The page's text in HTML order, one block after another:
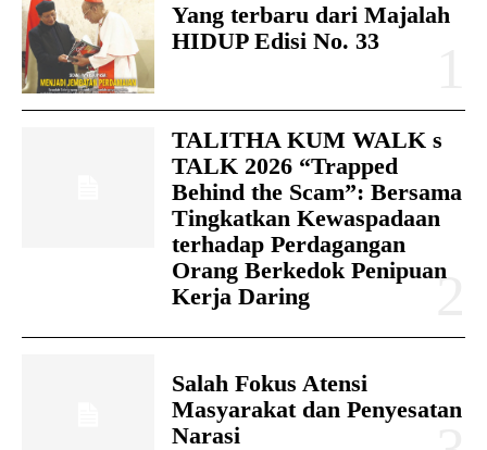
Yang terbaru dari Majalah
HIDUP Edisi No. 33
TALITHA KUM WALK s
TALK 2026 “Trapped
Behind the Scam”: Bersama
Tingkatkan Kewaspadaan
terhadap Perdagangan
Orang Berkedok Penipuan
Kerja Daring
Salah Fokus Atensi
Masyarakat dan Penyesatan
Narasi